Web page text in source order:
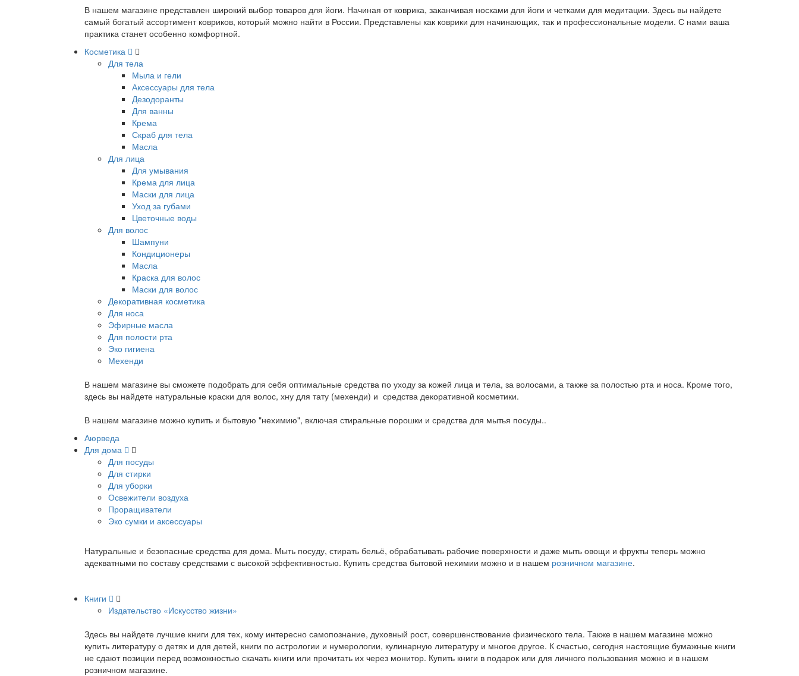
В нашем магазине представлен широкий выбор товаров для йоги. Начиная от коврика, заканчивая носками для йоги и четками для медитации. Здесь вы найдете
самый богатый ассортимент ковриков, который можно найти в России. Представлены как коврики для начинающих, так и профессиональные модели. С нами ваша
практика станет особенно комфортной.
Косметика
Для тела
Мыла и гели
Аксессуары для тела
Дезодоранты
Для ванны
Крема
Скраб для тела
Масла
Для лица
Для умывания
Крема для лица
Маски для лица
Уход за губами
Цветочные воды
Для волос
Шампуни
Кондиционеры
Масла
Краска для волос
Маски для волос
Декоративная косметика
Для носа
Эфирные масла
Для полости рта
Эко гигиена
Мехенди
В нашем магазине вы сможете подобрать для себя оптимальные средства по уходу за кожей лица и тела, за волосами, а также за полостью рта и носа. Кроме того,
здесь вы найдете натуральные краски для волос, хну для тату (мехенди) и средства декоративной косметики.
В нашем магазине можно купить и бытовую "нехимию", включая стиральные порошки и средства для мытья посуды..
Аюрведа
Для дома
Для посуды
Для стирки
Для уборки
Освежители воздуха
Проращиватели
Эко сумки и аксессуары
Натуральные и безопасные средства для дома. Мыть посуду, стирать бельё, обрабатывать рабочие поверхности и даже мыть овощи и фрукты теперь можно
адекватными по составу средствами с высокой эффективностью. Купить средства бытовой нехимии можно и в нашем розничном магазине.
Книги
Издательство «Искусство жизни»
Здесь вы найдете лучшие книги для тех, кому интересно самопознание, духовный рост, совершенствование физического тела. Также в нашем магазине можно
купить литературу о детях и для детей, книги по астрологии и нумерологии, кулинарную литературу и многое другое. К счастью, сегодня настоящие бумажные книги
не сдают позиции перед возможностью скачать книги или прочитать их через монитор. Купить книги в подарок или для личного пользования можно и в нашем
розничном магазине.